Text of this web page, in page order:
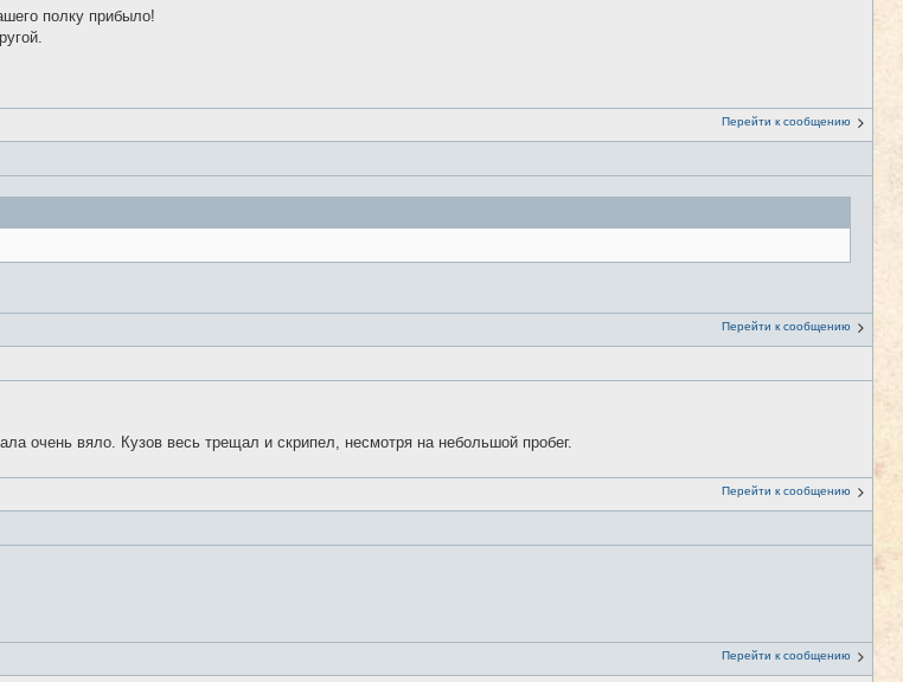
полку прибыло!
Перейти к сообщению
Перейти к сообщению
очень вяло. Кузов весь трещал и скрипел, несмотря на небольшой пробег.
Перейти к сообщению
Перейти к сообщению